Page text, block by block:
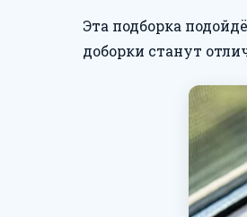
Эта подборка
доборки станут